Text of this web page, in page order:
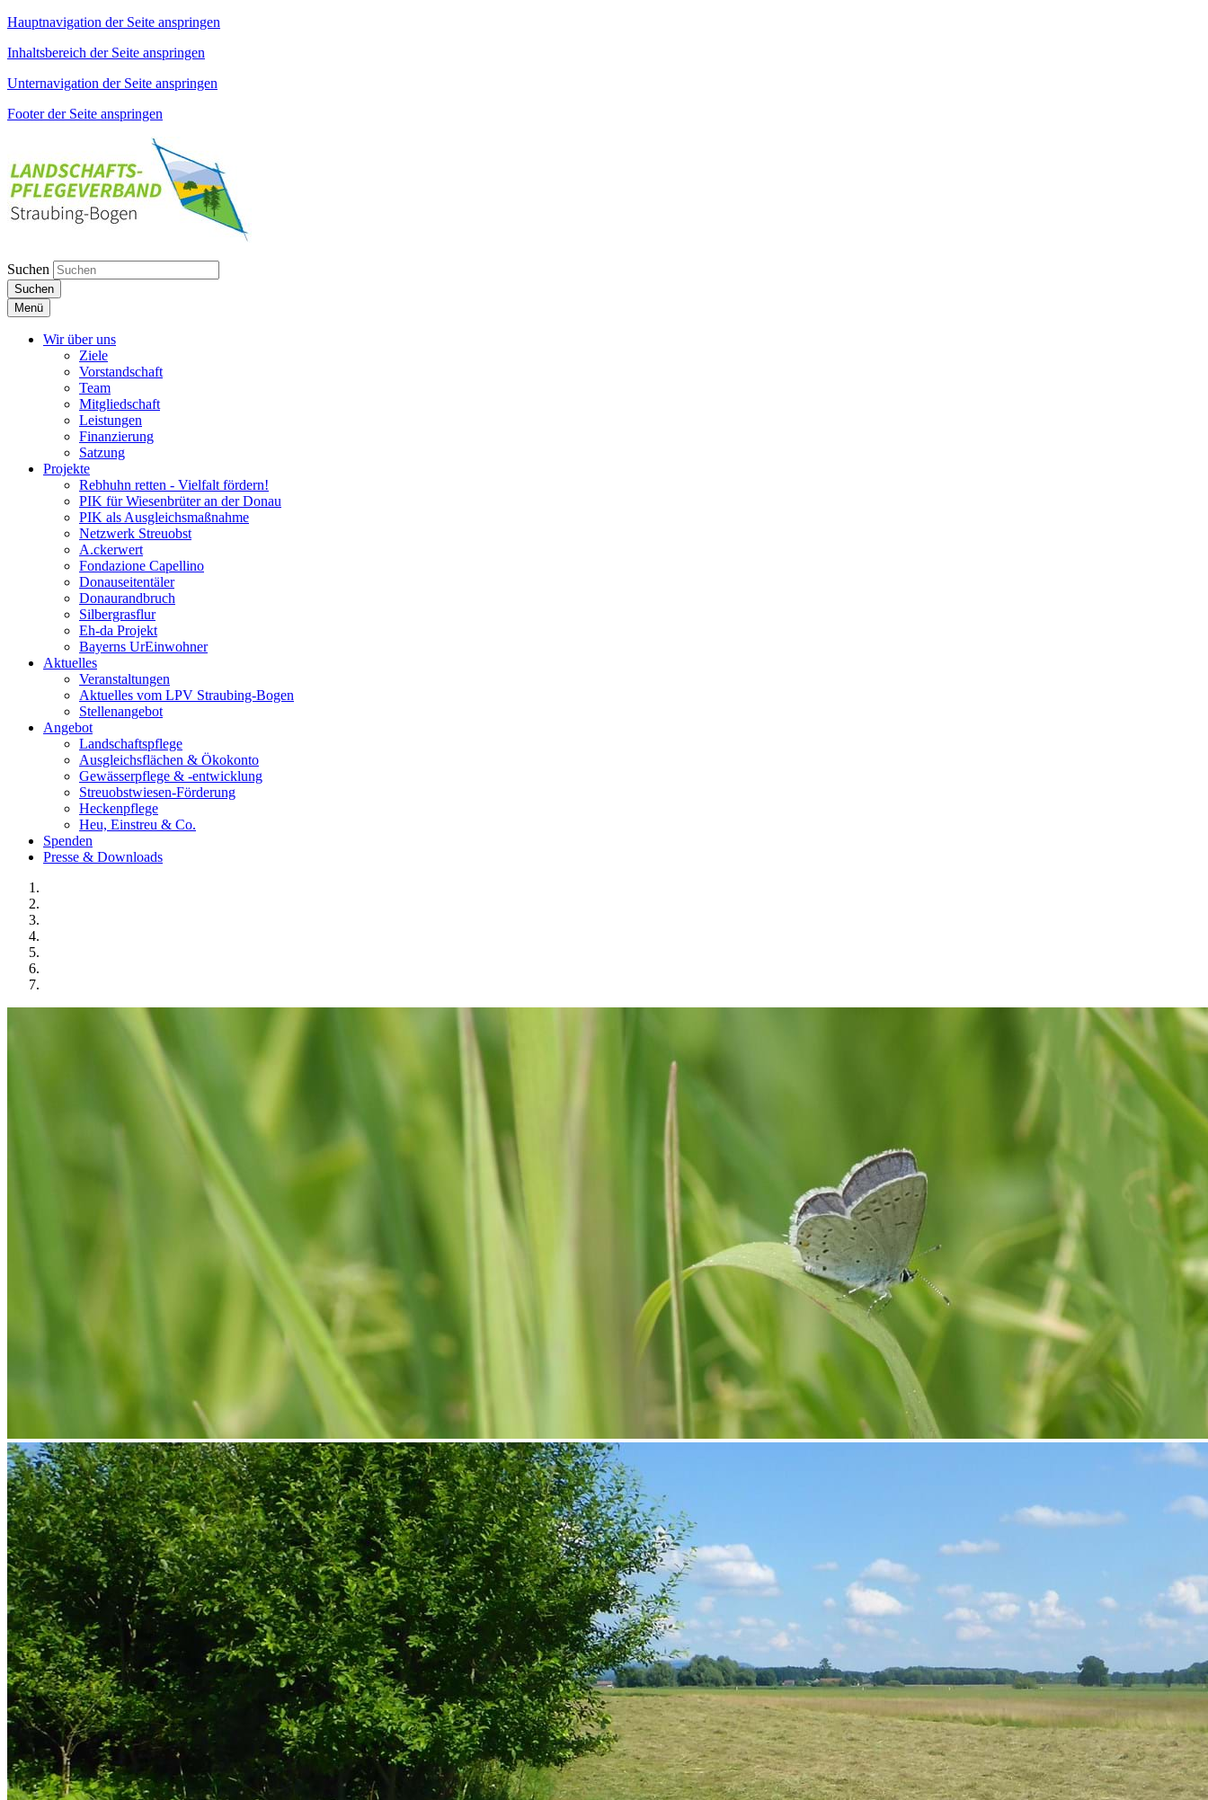
Hauptnavigation der Seite anspringen
Inhaltsbereich der Seite anspringen
Unternavigation der Seite anspringen
Footer der Seite anspringen
Suchen
Suchen
Menü
Wir über uns
Ziele
Vorstandschaft
Team
Mitgliedschaft
Leistungen
Finanzierung
Satzung
Projekte
Rebhuhn retten - Vielfalt fördern!
PIK für Wiesenbrüter an der Donau
PIK als Ausgleichsmaßnahme
Netzwerk Streuobst
A.ckerwert
Fondazione Capellino
Donauseitentäler
Donaurandbruch
Silbergrasflur
Eh-da Projekt
Bayerns UrEinwohner
Aktuelles
Veranstaltungen
Aktuelles vom LPV Straubing-Bogen
Stellenangebot
Angebot
Landschaftspflege
Ausgleichsflächen & Ökokonto
Gewässerpflege & -entwicklung
Streuobstwiesen-Förderung
Heckenpflege
Heu, Einstreu & Co.
Spenden
Presse & Downloads